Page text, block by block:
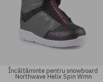
Încălțăminte pentru snowboard
Northwave Helix Spin Wmn